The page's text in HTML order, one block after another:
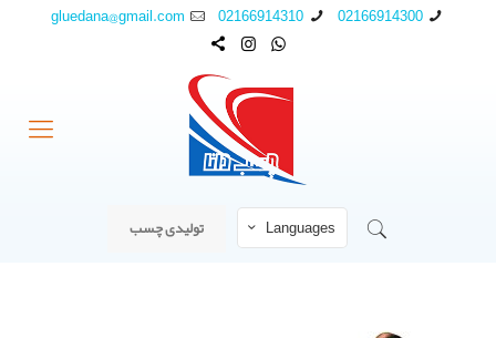
02166914300
02166914310
gluedana@gmail.com
Languages تولیدی چسب